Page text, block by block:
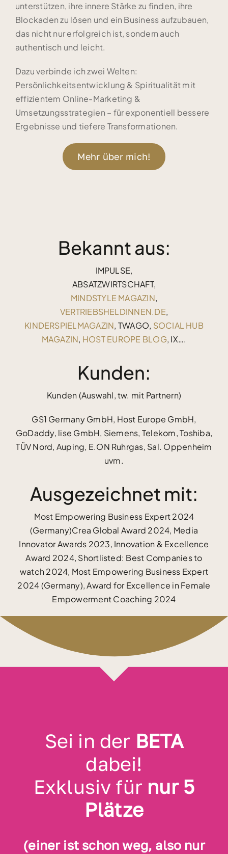
unterstützen, ihre innere Stärke zu finden, ihre
Blockaden zu lösen und ein Business aufzubauen,
das nicht nur erfolgreich ist, sondern auch
authentisch und leicht.
Dazu verbinde ich zwei Welten:
Persönlichkeitsentwicklung & Spiritualität mit
effizientem Online-Marketing &
Umsetzungsstrategien – für exponentiell bessere
Ergebnisse und tiefere Transformationen.
Mehr über mich!
Bekannt aus:
IMPULSE,
ABSATZWIRTSCHAFT,
MINDSTYLE MAGAZIN,
VERTRIEBSHELDINNEN.DE,
KINDERSPIELMAGAZIN, TWAGO, SOCIAL HUB
MAGAZIN, HOST EUROPE BLOG, IX….
Kunden:
Kunden (Auswahl, tw. mit Partnern)
GS1 Germany GmbH, Host Europe GmbH,
GoDaddy, lise GmbH, Siemens, Telekom, Toshiba,
TÜV Nord, Auping, E.ON Ruhrgas, Sal. Oppenheim
uvm.
Ausgezeichnet mit:
Most Empowering Business Expert 2024
(Germany)Crea Global Award 2024, Media
Innovator Awards 2023, Innovation & Excellence
Award 2024, Shortlisted: Best Companies to
watch 2024, Most Empowering Business Expert
2024 (Germany), Award for Excellence in Female
Empowerment Coaching 2024
Sei in der BETA
dabei!
Exklusiv für nur 5
Plätze
(einer ist schon weg, also nur